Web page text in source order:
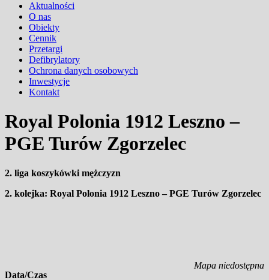
Aktualności
O nas
Obiekty
Cennik
Przetargi
Defibrylatory
Ochrona danych osobowych
Inwestycje
Kontakt
Royal Polonia 1912 Leszno –
PGE Turów Zgorzelec
2. liga koszykówki mężczyzn
2. kolejka: Royal Polonia 1912 Leszno – PGE Turów Zgorzelec
Mapa niedostępna
Data/Czas